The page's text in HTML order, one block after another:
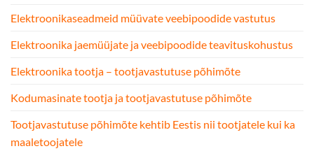
Elektroonikaseadmeid müüvate veebipoodide vastutus
Elektroonika jaemüüjate ja veebipoodide teavituskohustus
Elektroonika tootja – tootjavastutuse põhimõte
Kodumasinate tootja ja tootjavastutuse põhimõte
Tootjavastutuse põhimõte kehtib Eestis nii tootjatele kui ka
maaletoojatele